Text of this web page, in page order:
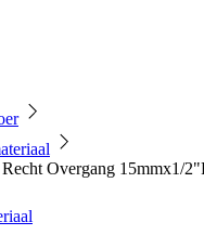
Overgang 15mmx1/